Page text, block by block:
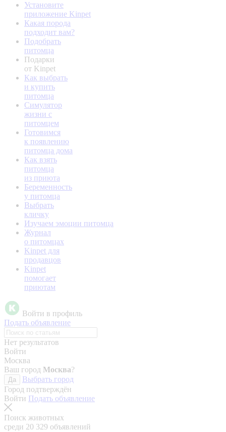
Установите
приложение Kinpet
Какая порода
подходит вам?
Подобрать
питомца
Подарки
от Kinpet
Как выбрать
и купить
питомца
Симулятор
жизни с
питомцем
Готовимся
к появлению
питомца дома
Как взять
питомца
из приюта
Беременность
у питомца
Выбрать
кличку
Изучаем эмоции питомца
Журнал
о питомцах
Kinpet для
продавцов
Kinpet
помогает
приютам
Войти в профиль
Подать объявление
Нет результатов
Войти
Москва
Ваш город Москва?
Да
Выбрать город
Город подтверждён
Войти Подать объявление
Поиск животных
среди 20 329 объявлений